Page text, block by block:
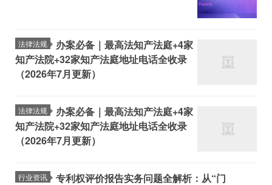
法律法规
办案必备｜最高法知产法庭+4家
知产法院+32家知产法庭地址电话全收录
（2026年7月更新）
法律法规
办案必备｜最高法知产法庭+4家
知产法院+32家知产法庭地址电话全收录
（2026年7月更新）
行业资讯
专利权评价报告实务问题全解析：从“门